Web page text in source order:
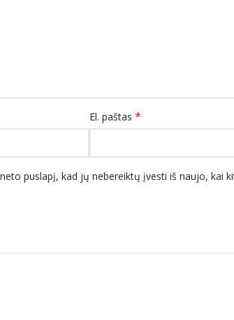
El. paštas *
puslapį, kad jų nebereiktų įvesti iš naujo, kai